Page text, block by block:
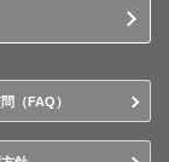
（FAQ）